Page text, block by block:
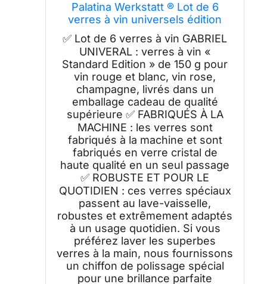
Palatina Werkstatt ® Lot de 6
verres à vin universels édition
standard avec un grand chiffon
doux de seulement 150 g et
passent au lave-vaisselle
✅ Lot de 6 verres à vin GABRIEL
UNIVERAL : verres à vin «
Standard Edition » de 150 g pour
vin rouge et blanc, vin rose,
champagne, livrés dans un
emballage cadeau de qualité
supérieure ✅ FABRIQUÉS À LA
MACHINE : les verres sont
fabriqués à la machine et sont
fabriqués en verre cristal de
haute qualité en un seul passage
✅ ROBUSTE ET POUR LE
QUOTIDIEN : ces verres spéciaux
passent au lave-vaisselle,
robustes et extrêmement adaptés
à un usage quotidien. Si vous
préférez laver les superbes
verres à la main, nous fournissons
un chiffon de polissage spécial
pour une brillance parfaite